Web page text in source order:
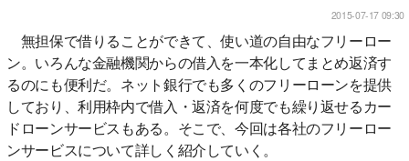
2015-07-17 09:30
無担保で借りることができて、使い道の自由なフリーロー
ン。いろんな金融機関からの借入を一本化してまとめ返済す
るのにも便利だ。ネット銀行でも多くのフリーローンを提供
しており、利用枠内で借入・返済を何度でも繰り返せるカー
ドローンサービスもある。そこで、今回は各社のフリーロー
ンサービスについて詳しく紹介していく。